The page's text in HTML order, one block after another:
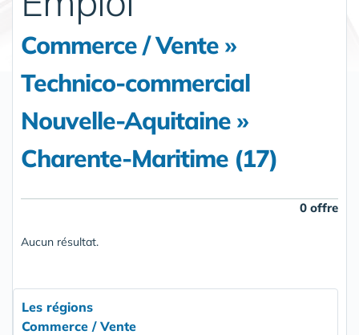
Commerce / Vente »
Technico-commercial
Nouvelle-Aquitaine »
Charente-Maritime (17)
0 offre
Aucun résultat.
Les régions
Commerce / Vente